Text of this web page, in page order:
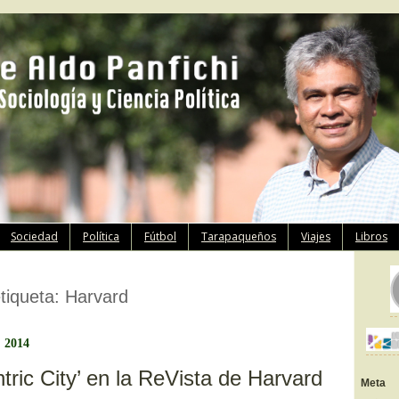
Ir
al
contenido
Sociedad Política Fútbol Tarapaqueños Viajes Libros
Harvard
2014
City’ en la ReVista de Harvard Meta